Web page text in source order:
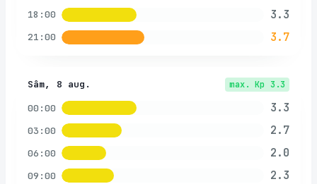
18:00 3.3
21:00 3.7
Sâm, 8 aug. max. Kp 3.3
00:00 3.3
03:00 2.7
06:00 2.0
09:00 2.3